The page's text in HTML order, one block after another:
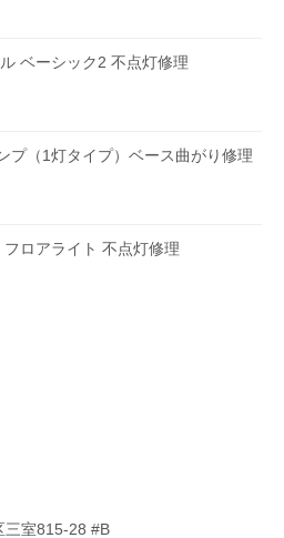
ル ベーシック2 不点灯修理
プ（1灯タイプ）ベース曲がり修理
フロアライト 不点灯修理
三室815-28 #B